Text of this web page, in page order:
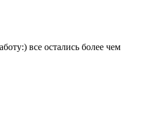
все остались более чем